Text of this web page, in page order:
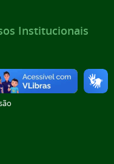
Institucionais